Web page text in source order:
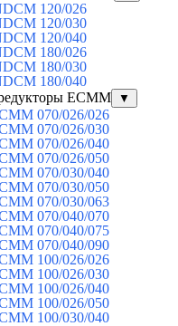
120/026
120/030
120/040
180/026
180/030
180/040
ECMM
▼
070/026/026
070/026/030
070/026/040
070/026/050
070/030/040
070/030/050
070/030/063
070/040/070
070/040/075
070/040/090
100/026/026
100/026/030
100/026/040
100/026/050
100/030/040